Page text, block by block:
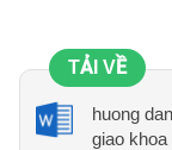
TẢI VỀ
huong
giao khoa